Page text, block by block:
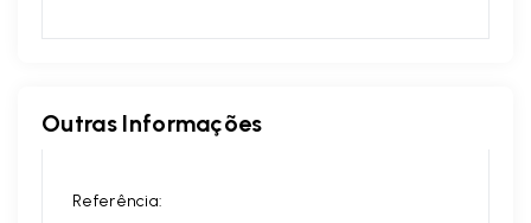
Outras Informações
Referência: